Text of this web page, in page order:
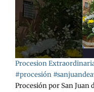
Procesion
#procesión
Procesión por San Juan